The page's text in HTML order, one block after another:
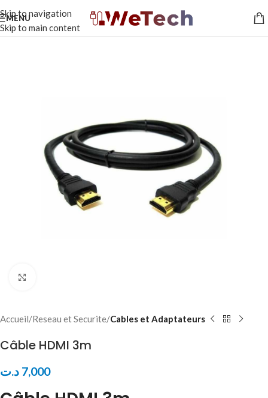
Skip to navigation
Skip to main content
MENU
Accueil Reseau et Securite Cables et Adaptateurs
Câble HDMI 3m
7,000 د.ت